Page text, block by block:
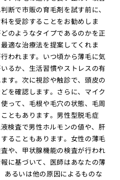
断で市販の育毛剤を試す前に、
を受診することをお勧めしま
のようなタイプであるのかを正
適な治療法を提案してくれま
われます。いつ頃から薄毛に気
るか、生活習慣やストレスの有
す。次に視診や触診で、頭皮の
を確認します。さらに、マイク
って、毛根や毛穴の状態、毛周
ともあります。男性型脱毛症
検査で男性ホルモンの値や、肝
ることもあります。女性の薄毛
や、甲状腺機能の検査が行われ
に基づいて、医師はあなたの薄
あるいは他の原因によるものな